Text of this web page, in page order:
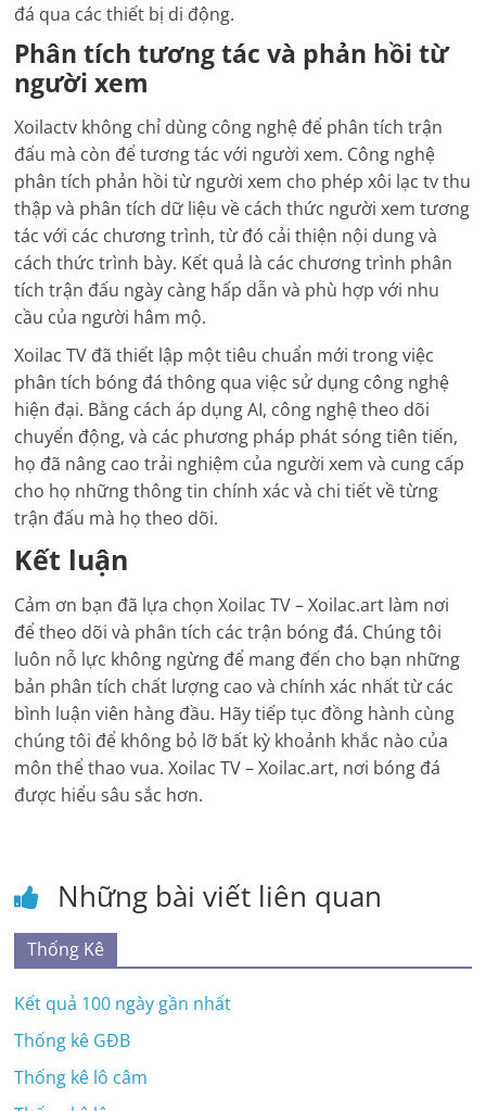
đá qua các thiết bị di động.
Phân tích tương tác và phản hồi từ
người xem
Xoilactv không chỉ dùng công nghệ để phân tích trận
đấu mà còn để tương tác với người xem. Công nghệ
phân tích phản hồi từ người xem cho phép xôi lạc tv thu
thập và phân tích dữ liệu về cách thức người xem tương
tác với các chương trình, từ đó cải thiện nội dung và
cách thức trình bày. Kết quả là các chương trình phân
tích trận đấu ngày càng hấp dẫn và phù hợp với nhu
cầu của người hâm mộ.
Xoilac TV đã thiết lập một tiêu chuẩn mới trong việc
phân tích bóng đá thông qua việc sử dụng công nghệ
hiện đại. Bằng cách áp dụng AI, công nghệ theo dõi
chuyển động, và các phương pháp phát sóng tiên tiến,
họ đã nâng cao trải nghiệm của người xem và cung cấp
cho họ những thông tin chính xác và chi tiết về từng
trận đấu mà họ theo dõi.
Kết luận
Cảm ơn bạn đã lựa chọn Xoilac TV – Xoilac.art làm nơi
để theo dõi và phân tích các trận bóng đá. Chúng tôi
luôn nỗ lực không ngừng để mang đến cho bạn những
bản phân tích chất lượng cao và chính xác nhất từ các
bình luận viên hàng đầu. Hãy tiếp tục đồng hành cùng
chúng tôi để không bỏ lỡ bất kỳ khoảnh khắc nào của
môn thể thao vua. Xoilac TV – Xoilac.art, nơi bóng đá
được hiểu sâu sắc hơn.
Những bài viết liên quan
Thống Kê
Kết quả 100 ngày gần nhất
Thống kê GĐB
Thống kê lô câm